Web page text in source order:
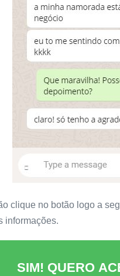
clique no botão logo a
informações.
SIM! QUERO